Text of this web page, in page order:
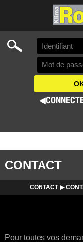
◀
Search
CONTACT
CONTACT ▶
Pour toutes vos